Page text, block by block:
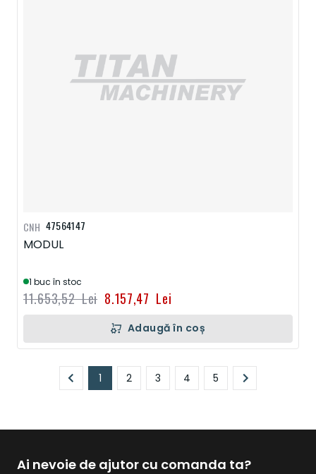
47564147
MODUL
1 buc în stoc
8.157,47 Lei
11.653,52 Lei
CNH
Adaugă în coș
Pagină
În prezent, citiți pagina
1
Pagină
2
Pagină
3
Pagină
4
Pagină
5
Ai nevoie de ajutor cu comanda ta?